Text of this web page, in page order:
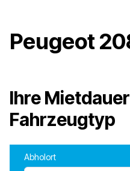
Peugeot
Ihre
Fahrzeugtyp
Abholort